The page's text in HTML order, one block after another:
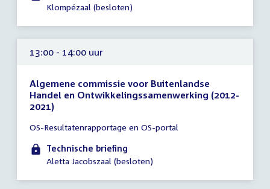
-
uur
Klompézaal (besloten)
13:00 - 14:00 uur
Algemene commissie voor Buitenlandse
Handel en Ontwikkelingssamenwerking (2012-
2021)
vergadering
13:00
-
uur
OS-Resultatenrapportage en OS-portal
Technische briefing
Aletta Jacobszaal (besloten)